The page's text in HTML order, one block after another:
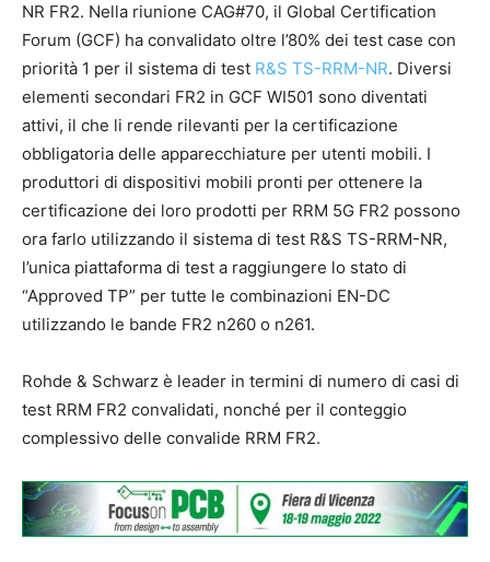
NR FR2. Nella riunione CAG#70, il Global Certification
Forum (GCF) ha convalidato oltre l’80% dei test case con
priorità 1 per il sistema di test R&S TS-RRM-NR. Diversi
elementi secondari FR2 in GCF WI501 sono diventati
attivi, il che li rende rilevanti per la certificazione
obbligatoria delle apparecchiature per utenti mobili. I
produttori di dispositivi mobili pronti per ottenere la
certificazione dei loro prodotti per RRM 5G FR2 possono
ora farlo utilizzando il sistema di test R&S TS-RRM-NR,
l’unica piattaforma di test a raggiungere lo stato di
“Approved TP” per tutte le combinazioni EN-DC
utilizzando le bande FR2 n260 o n261.
Rohde & Schwarz è leader in termini di numero di casi di
test RRM FR2 convalidati, nonché per il conteggio
complessivo delle convalide RRM FR2.